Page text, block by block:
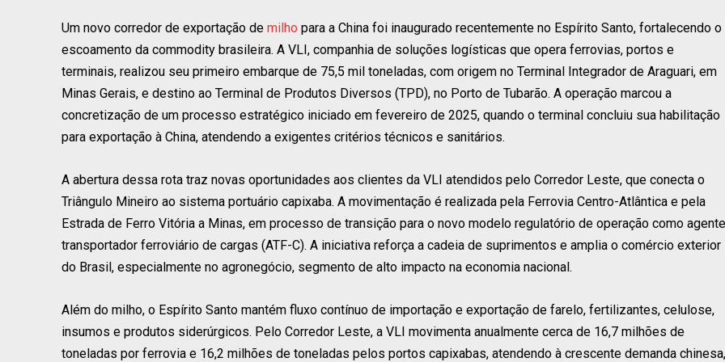
Um novo corredor de exportação de milho para a China foi inaugurado recentemente no Espírito Santo, fortalecendo o
escoamento da commodity brasileira. A VLI, companhia de soluções logísticas que opera ferrovias, portos e
terminais, realizou seu primeiro embarque de 75,5 mil toneladas, com origem no Terminal Integrador de Araguari, em
Minas Gerais, e destino ao Terminal de Produtos Diversos (TPD), no Porto de Tubarão. A operação marcou a
concretização de um processo estratégico iniciado em fevereiro de 2025, quando o terminal concluiu sua habilitação
para exportação à China, atendendo a exigentes critérios técnicos e sanitários.
A abertura dessa rota traz novas oportunidades aos clientes da VLI atendidos pelo Corredor Leste, que conecta o
Triângulo Mineiro ao sistema portuário capixaba. A movimentação é realizada pela Ferrovia Centro-Atlântica e pela
Estrada de Ferro Vitória a Minas, em processo de transição para o novo modelo regulatório de operação como agente
transportador ferroviário de cargas (ATF-C). A iniciativa reforça a cadeia de suprimentos e amplia o comércio exterior
do Brasil, especialmente no agronegócio, segmento de alto impacto na economia nacional.
Além do milho, o Espírito Santo mantém fluxo contínuo de importação e exportação de farelo, fertilizantes, celulose,
insumos e produtos siderúrgicos. Pelo Corredor Leste, a VLI movimenta anualmente cerca de 16,7 milhões de
toneladas por ferrovia e 16,2 milhões de toneladas pelos portos capixabas, atendendo à crescente demanda chinesa,